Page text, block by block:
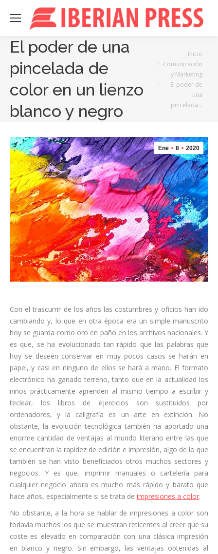
El poder de una
pincelada de
color en un lienzo
blanco y negro
Inicio
Comunicación
y Marketing
El poder de
una
pincelada…
Ene 8 2020
Con el trascurrir de los años las costumbres y oficios han ido
cambiando y, lo que en otra época era un simple manuscrito
hoy se guarda como oro en paño en los archivos nacionales. Y
es que, se ha evolucionado tan rápido que las palabras que
hoy se deseen conservar en muy pocos casos se harán en
papel, y casi en ninguno de ellos se hará a mano. El formato
electrónico ha ganado terreno, tanto que en la actualidad los
niños prácticamente aprenden al mismo tiempo a escribir y
teclear, los libros de ejercicios son sustituidos por
ordenadores, y la caligrafía es un arte en extinción. No
obstante, la evolución tecnológica también ha aportado una
enorme cantidad de ventajas al mundo literario entre las que
se encuentran la rapidez de edición e impresión, algo de lo que
también se han visto beneficiados otros muchos sectores y
negocios. Y es que, imprimir manuales o cartelería para
cualquier negocio ahora es mucho más rápido y barato que
hace años, especialmente si se trata de impresiones a color.
No obstante, a la hora se hablar de impresiones a color son
todavía muchos los que se muestran reticentes al creer que su
coste es elevado en comparación con una clásica impresión
en blanco y negro. Sin embargo, las ventajas obtenidas al